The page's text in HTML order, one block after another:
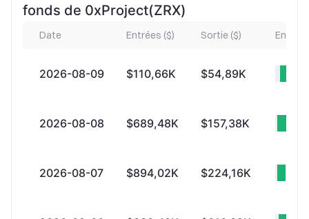
fonds de 0xProject(ZRX)
Date Entrées ($) Sortie ($)
2026-08-09 $110,66K $54,89K
2026-08-08 $689,48K $157,38K
2026-08-07 $894,02K $224,16K